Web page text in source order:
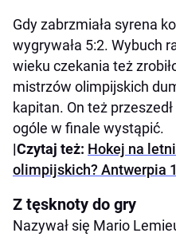
Gdy zabrzmiała syrena
wygrywała 5:2. Wybuch
wieku czekania też
mistrzów olimpijskich
kapitan. On też
ogóle w finale wystąpić.
|Czytaj też: Hokej na
olimpijskich? Antwerpia
Z tęsknoty do gry
Nazywał się Mario